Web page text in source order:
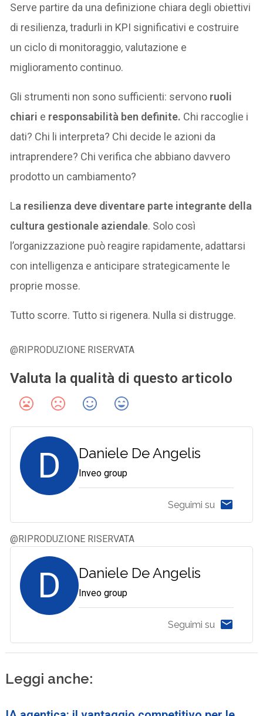
Serve partire da una definizione chiara degli obiettivi
di resilienza, tradurli in KPI significativi e costruire
un ciclo di monitoraggio, valutazione e
miglioramento continuo.
Gli strumenti non sono sufficienti: servono ruoli
chiari e responsabilità ben definite. Chi raccoglie i
dati? Chi li interpreta? Chi decide le azioni da
intraprendere? Chi verifica che abbiano davvero
prodotto un cambiamento?
La resilienza deve diventare parte integrante della
cultura gestionale aziendale. Solo così
l’organizzazione può reagire rapidamente, adattarsi
con intelligenza e anticipare strategicamente le
proprie mosse.
Tutto scorre. Tutto si rigenera. Nulla si distrugge.
@RIPRODUZIONE RISERVATA
Valuta la qualità di questo articolo
D Daniele De Angelis
Inveo group
Seguimi su
@RIPRODUZIONE RISERVATA
D Daniele De Angelis
Inveo group
Seguimi su
Leggi anche: